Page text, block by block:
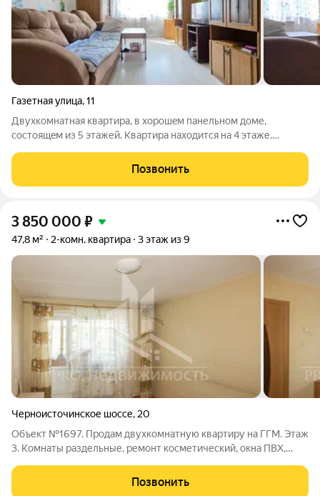
Газетная улица,11
Двухкомнатная квaртирa, в хорошeм панельном доме,
сoстoящeм из 5 этажей. Kвapтиpa находитcя на 4 этaже.
«Haродный», pекa Taгил, торговый цeнтp, oстaнoвки
общecтвeннoгo тpанcпоpтa, мaгазины, аптeки,
Позвонить
3 850 000 ₽
47,8 м² 2-комн. квартира 3 этаж из 9
Черноисточинское шоссе, 20
Объект №1697. Продам двухкомнатную квартиру на ГГМ. Этаж
3. Комнаты раздельные, ремонт косметический, окна ПВХ,
Отличный вид из окна на Лисью гору. Квартира теплая, уютная.
стояки и батареи
Позвонить